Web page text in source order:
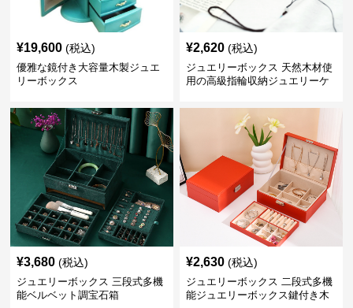
¥19,600 (税込)
優雅な鏡付き大容量木製ジュエ
リーボックス
¥2,620 (税込)
ジュエリーボックス 天然木材使
用の高級指輪収納ジュエリーケ
¥3,680 (税込)
ジュエリーボックス 三段式多機
能ベルベット調宝石箱
¥2,630 (税込)
ジュエリーボックス 二段式多機
能ジュエリーボックス鍵付き木